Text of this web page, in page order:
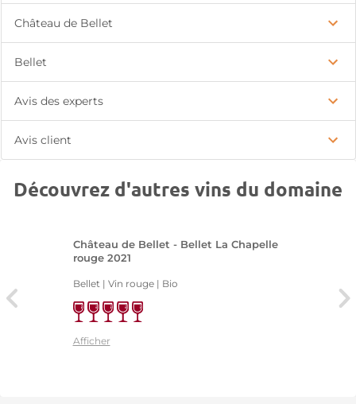
Château de Bellet
Bellet
Avis des experts
Avis client
Découvrez d'autres vins du domaine
Château de Bellet - Bellet La Chapelle
rouge 2021
Bellet | Vin rouge| Bio
Afficher